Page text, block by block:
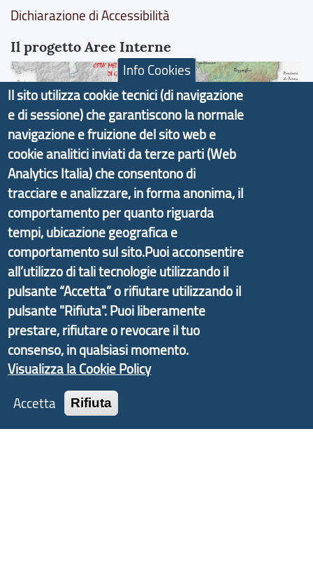
Dichiarazione di Accessibilità
Il progetto Aree Interne
Il portale di marketing territoriale e sviluppo locale
di Genova Città Metropolitana si è sviluppato a
partire dal progetto nazionale Aree Interne
promosso dal Dipartimento per lo Sviluppo
Economico e finalizzato al rilancio socio-economico
delle valli dell’entroterra. In particolare fornisce
informazioni ed aggiornamenti sullaStrategia
d'Area Antola-Tigullio, in collaborazione con Regione
Liguria ed ANCI Liguria.
Copyright © 2017 Città metropolitana di Genova |
CF: 80007350103
Tecnologie e Accessibilità
Info Cookies
Il sito utilizza cookie tecnici (di navigazione
e di sessione) che garantiscono la normale
navigazione e fruizione del sito web e
cookie analitici inviati da terze parti (Web
Analytics Italia) che consentono di
tracciare e analizzare, in forma anonima, il
comportamento per quanto riguarda
tempi, ubicazione geografica e
comportamento sul sito.Puoi acconsentire
all’utilizzo di tali tecnologie utilizzando il
pulsante “Accetta” o rifiutare utilizzando il
pulsante "Rifiuta". Puoi liberamente
prestare, rifiutare o revocare il tuo
consenso, in qualsiasi momento.
Visualizza la Cookie Policy
Accetta
Rifiuta